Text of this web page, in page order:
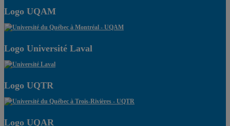
Logo UQAM
Logo Université Laval
Logo UQTR
Logo UQAR